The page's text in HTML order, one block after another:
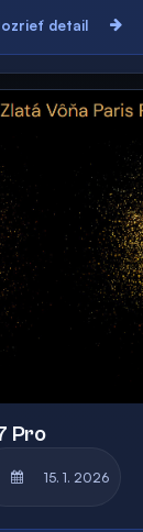
detail
Pro
15. 1. 2026